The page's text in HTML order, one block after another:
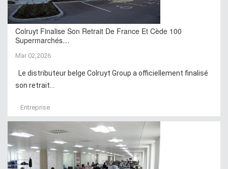
Colruyt Finalise Son Retrait De France Et Cède 100
Supermarchés…
Mar 02,2026
Le distributeur belge Colruyt Group a officiellement finalisé
son retrait...
Entreprise